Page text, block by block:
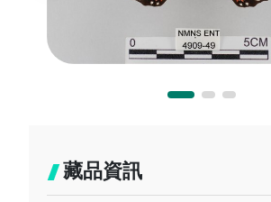
藏品資訊